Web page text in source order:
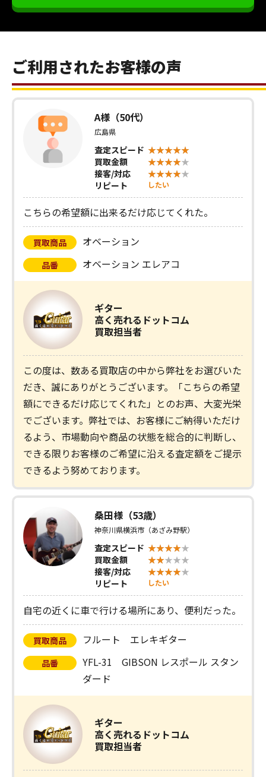
ご利用されたお客様の声
A様（50代）
広島県
査定スピード
買取金額
接客/対応
リピート
したい
こちらの希望額に出来るだけ応じてくれた。
買取商品 オベーション
品番 オベーション エレアコ
ギター
高く売れるドットコム
買取担当者
この度は、数ある買取店の中から弊社をお選びいた
だき、誠にありがとうございます。「こちらの希望
額にできるだけ応じてくれた」とのお声、大変光栄
でございます。弊社では、お客様にご納得いただけ
るよう、市場動向や商品の状態を総合的に判断し、
できる限りお客様のご希望に沿える査定額をご提示
できるよう努めております。
桑田様（53歳）
神奈川県横浜市（あざみ野駅）
査定スピード
買取金額
接客/対応
リピート
したい
自宅の近くに車で行ける場所にあり、便利だった。
買取商品 フルート エレキギター
品番
YFL-31 GIBSON レスポール スタン
ダード
ギター
高く売れるドットコム
買取担当者